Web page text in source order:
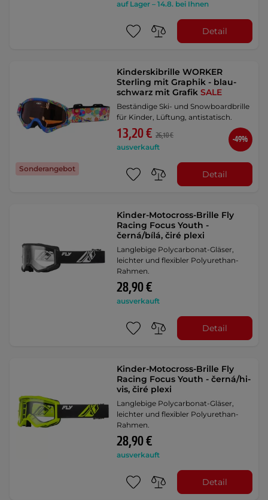
auf Lager – 14.8. bei Ihnen
Detail
Sonderangebot
Kinderskibrille WORKER
Sterling mit Graphik - blau-
schwarz mit GrafikSALE
Beständige Ski- und Snowboardbrille
für Kinder, Lüftung, antistatisch.
13,20 € 26,10 €
ausverkauft
-49%
Detail
Kinder-Motocross-Brille Fly
Racing Focus Youth -
černá/bílá, čiré plexi
Langlebige Polycarbonat-Gläser,
leichter und flexibler Polyurethan-
Rahmen.
28,90 €
ausverkauft
Detail
Kinder-Motocross-Brille Fly
Racing Focus Youth - černá/hi-
vis, čiré plexi
Langlebige Polycarbonat-Gläser,
leichter und flexibler Polyurethan-
Rahmen.
28,90 €
ausverkauft
Detail